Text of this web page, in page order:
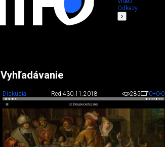
Odkazy
Vyhľadávanie
Diskusia Red 430.11.2018 285 0+0-0